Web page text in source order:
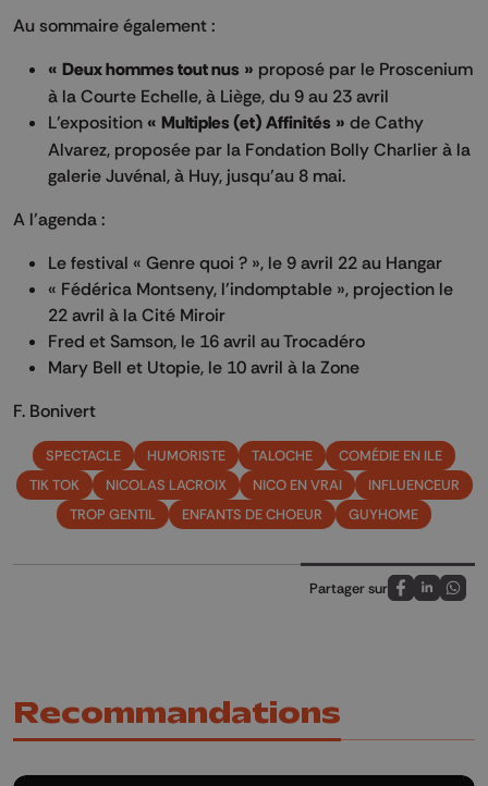
Au sommaire également :
« Deux hommes tout nus » proposé par le Proscenium
à la Courte Echelle, à Liège, du 9 au 23 avril
L’exposition « Multiples (et) Affinités » de Cathy
Alvarez, proposée par la Fondation Bolly Charlier à la
galerie Juvénal, à Huy, jusqu’au 8 mai.
A l’agenda :
Le festival « Genre quoi ? », le 9 avril 22 au Hangar
« Fédérica Montseny, l’indomptable », projection le
22 avril à la Cité Miroir
Fred et Samson, le 16 avril au Trocadéro
Mary Bell et Utopie, le 10 avril à la Zone
F. Bonivert
SPECTACLE HUMORISTE TALOCHE
COMÉDIE EN ILE
TIK TOK
NICOLAS LACROIX NICO EN VRAI
INFLUENCEUR
TROP GENTIL
ENFANTS DE CHOEUR GUYHOME
Partager sur
Partagez sur
Partagez
Recommandations